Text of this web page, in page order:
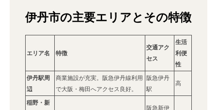
伊丹市の主要エリアとその特徴
エリア名 特徴
交通アク
セス
生活
利便
性
伊丹駅周
辺
商業施設が充実。阪急伊丹線利用
で大阪・梅田へアクセス良好。
阪急伊丹
駅
高
稲野・新
阪急新伊